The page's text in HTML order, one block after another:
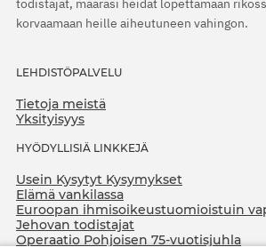
todistajat, määräsi heidät lopettamaan
korvaamaan heille aiheutuneen vahingon.
LEHDISTÖPALVELU
Tietoja meistä
Yksityisyys
HYÖDYLLISIÄ LINKKEJÄ
Usein Kysytyt Kysymykset
Elämä vankilassa
Euroopan ihmisoikeustuomioistuin
Jehovan todistajat
Operaatio Pohjoisen 75-vuotisjuhla